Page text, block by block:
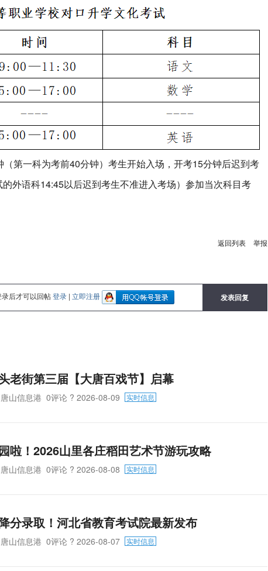
（第一科为考前40分钟）考生开始入场，开考15分钟后迟到考
外语科14:45以后迟到考生不准进入考场）参加当次科目考
返回列表 举报
后才可以回帖登录 | 立即注册 发表回复
老街第三届【大唐百戏节】启幕
唐山信息港 0评论 ? 2026-08-09 实时信息
啦！2026山里各庄稻田艺术节游玩攻略
唐山信息港 0评论 ? 2026-08-08 实时信息
分录取！河北省教育考试院最新发布
唐山信息港 0评论 ? 2026-08-07 实时信息